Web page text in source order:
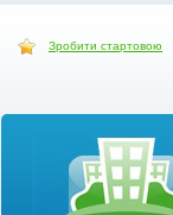
Зробити стартовою